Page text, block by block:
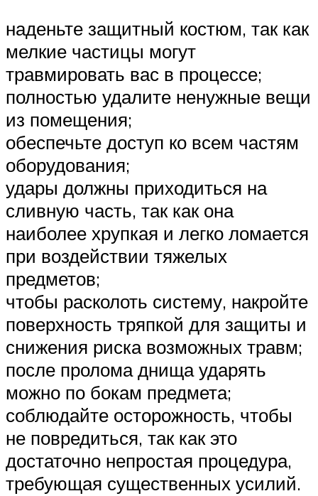
наденьте защитный костюм, так как
мелкие частицы могут
травмировать вас в процессе;
полностью удалите ненужные вещи
из помещения;
обеспечьте доступ ко всем частям
оборудования;
удары должны приходиться на
сливную часть, так как она
наиболее хрупкая и легко ломается
при воздействии тяжелых
предметов;
чтобы расколоть систему, накройте
поверхность тряпкой для защиты и
снижения риска возможных травм;
после пролома днища ударять
можно по бокам предмета;
соблюдайте осторожность, чтобы
не повредиться, так как это
достаточно непростая процедура,
требующая существенных усилий.